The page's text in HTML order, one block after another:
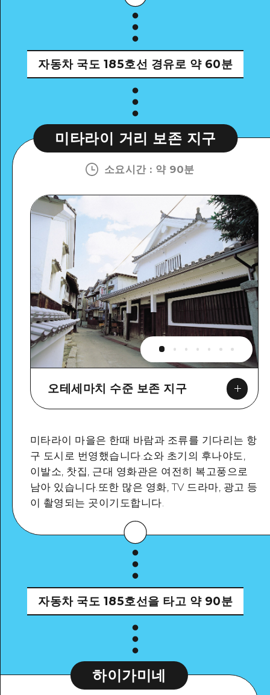
자동차 국도 185호선 경유로 약 60분
미타라이 거리 보존 지구
소요시간: 약 90분
오테세마치 수준 보존 지구
Google Maps
자세히 보기
미타라이 마을은 한때 바람과 조류를 기다리는 항
구 도시로 번영했습니다.쇼와 초기의 후나야도,
이발소, 찻집, 근대 영화관은 여전히 복고풍으로
남아 있습니다.또한 많은 영화, TV 드라마, 광고 등
이 촬영되는 곳이기도합니다.
자동차 국도 185호선을 타고 약 90분
하이가미네